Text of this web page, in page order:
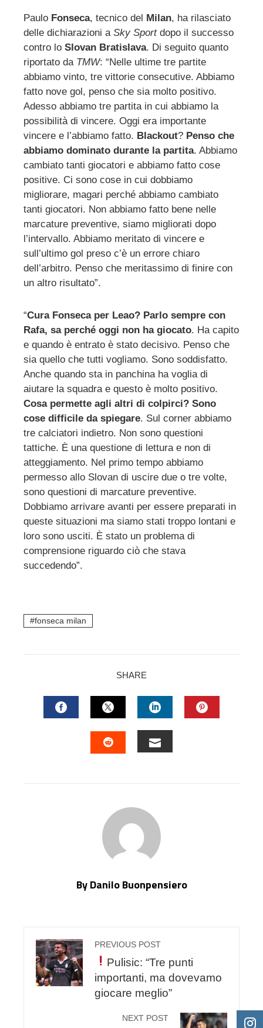
Paulo Fonseca, tecnico del Milan, ha rilasciato
delle dichiarazioni a Sky Sportdopo il successo
contro lo Slovan Bratislava. Di seguito quanto
riportato da TMW: “Nelle ultime tre partite
abbiamo vinto, tre vittorie consecutive. Abbiamo
fatto nove gol, penso che sia molto positivo.
Adesso abbiamo tre partita in cui abbiamo la
possibilità di vincere. Oggi era importante
vincere e l’abbiamo fatto. Blackout? Penso che
abbiamo dominato durante la partita. Abbiamo
cambiato tanti giocatori e abbiamo fatto cose
positive. Ci sono cose in cui dobbiamo
migliorare, magari perché abbiamo cambiato
tanti giocatori. Non abbiamo fatto bene nelle
marcature preventive, siamo migliorati dopo
l’intervallo. Abbiamo meritato di vincere e
sull’ultimo gol preso c’è un errore chiaro
dell’arbitro. Penso che meritassimo di finire con
un altro risultato”.
“Cura Fonseca per Leao? Parlo sempre con
Rafa, sa perché oggi non ha giocato. Ha capito
e quando è entrato è stato decisivo. Penso che
sia quello che tutti vogliamo. Sono soddisfatto.
Anche quando sta in panchina ha voglia di
aiutare la squadra e questo è molto positivo.
Cosa permette agli altri di colpirci? Sono
cose difficile da spiegare. Sul corner abbiamo
tre calciatori indietro. Non sono questioni
tattiche. È una questione di lettura e non di
atteggiamento. Nel primo tempo abbiamo
permesso allo Slovan di uscire due o tre volte,
sono questioni di marcature preventive.
Dobbiamo arrivare avanti per essere preparati in
queste situazioni ma siamo stati troppo lontani e
loro sono usciti. È stato un problema di
comprensione riguardo ciò che stava
succedendo”.
fonseca milan
SHARE
FACEBOOKTWITTERLINKEDIN
By Danilo Buonpensiero
PREVIOUS POST
Pulisic: “Tre punti
importanti, ma dovevamo
giocare meglio”
NEXT POST